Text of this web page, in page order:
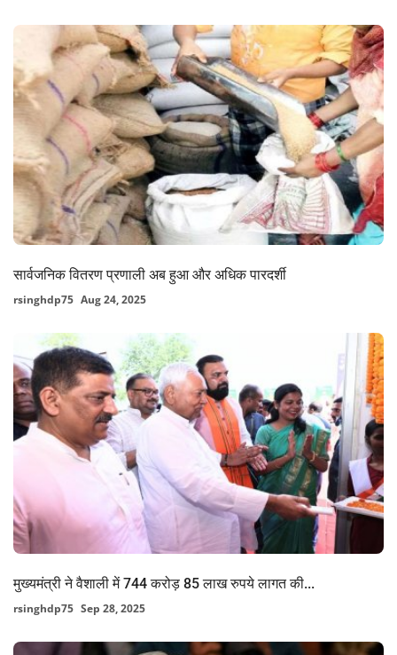
सार्वजनिक वितरण प्रणाली अब हुआ और अधिक पारदर्शी
rsinghdp75 Aug 24, 2025
मुख्यमंत्री ने वैशाली में 744 करोड़ 85 लाख रुपये लागत की...
rsinghdp75 Sep 28, 2025